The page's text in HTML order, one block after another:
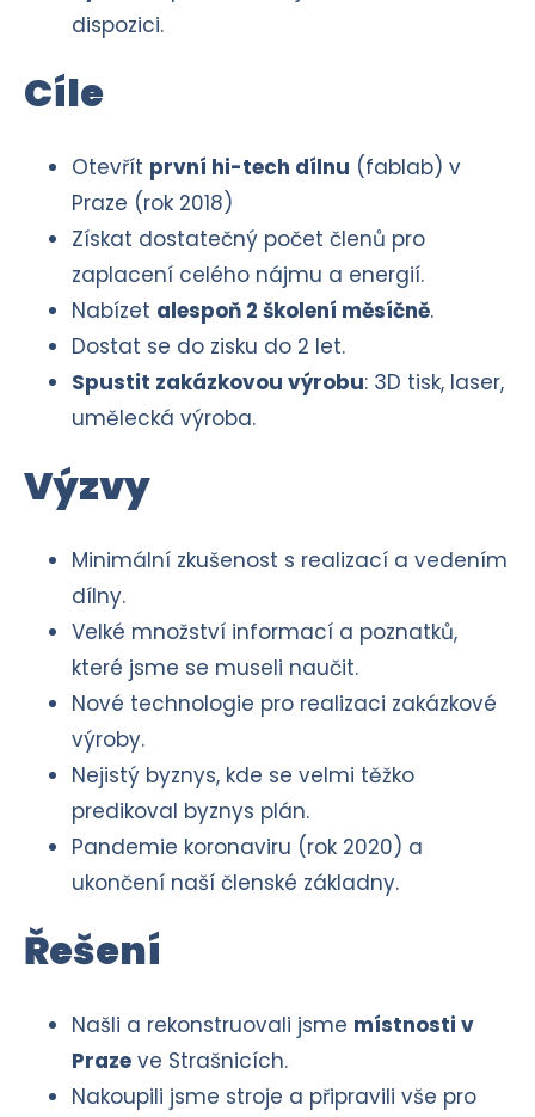
dispozici.
Cíle
Otevřít první hi-tech dílnu (fablab) v
Praze (rok 2018)
Získat dostatečný počet členů pro
zaplacení celého nájmu a energií.
Nabízet alespoň 2 školení měsíčně.
Dostat se do zisku do 2 let.
Spustit zakázkovou výrobu: 3D tisk, laser,
umělecká výroba.
Výzvy
Minimální zkušenost s realizací a vedením
dílny.
Velké množství informací a poznatků,
které jsme se museli naučit.
Nové technologie pro realizaci zakázkové
výroby.
Nejistý byznys, kde se velmi těžko
predikoval byznys plán.
Pandemie koronaviru (rok 2020) a
ukončení naší členské základny.
Řešení
Našli a rekonstruovali jsme místnosti v
Praze ve Strašnicích.
Nakoupili jsme stroje a připravili vše pro